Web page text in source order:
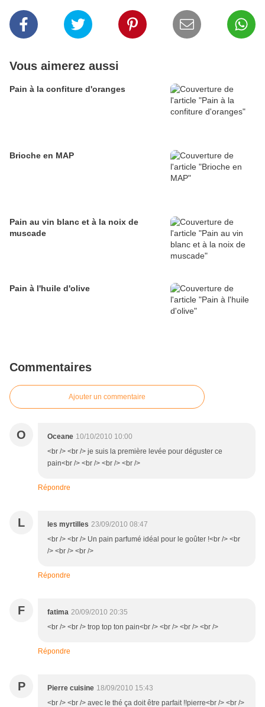
Vous aimerez aussi
Pain à la confiture d'oranges
Brioche en MAP
Pain au vin blanc et à la noix de
muscade
Pain à l'huile d'olive
Commentaires
Ajouter un commentaire
O Oceane 10/10/2010 10:00
<br /> <br /> je suis la première levée pour déguster ce
pain<br /> <br /> <br /> <br />
Répondre
L les myrtilles 23/09/2010 08:47
<br /> <br /> Un pain parfumé idéal pour le goûter !<br /> <br
/> <br /> <br />
Répondre
F fatima 20/09/2010 20:35
<br /> <br /> trop top ton pain<br /> <br /> <br /> <br />
Répondre
P Pierre cuisine 18/09/2010 15:43
<br /> <br /> avec le thé ça doit être parfait !!pierre<br /> <br />